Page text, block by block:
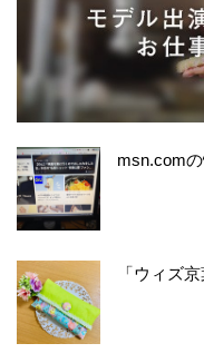
msn.com
「ウィズ